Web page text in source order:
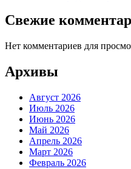
Свежие
Нет комментариев для
Архивы
Август 2026
Июль 2026
Июнь 2026
Май 2026
Апрель 2026
Март 2026
Февраль 2026